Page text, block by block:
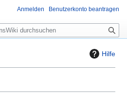
Hilfe
Anmelden Benutzerkonto beantragen